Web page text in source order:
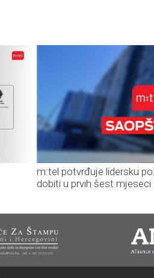
m:tel potvrđuje lidersku
dobiti u prvih šest mjeseci